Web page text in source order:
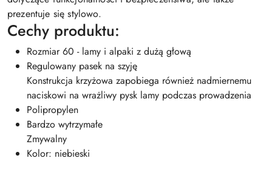
prezentuje się stylowo.
Cechy produktu:
Rozmiar 60 - lamy i alpaki z dużą głową
Regulowany pasek na szyję
Konstrukcja krzyżowa zapobiega również nadmiernemu
naciskowi na wrażliwy pysk lamy podczas prowadzenia
Polipropylen
Bardzo wytrzymałe
Zmywalny
Kolor: niebieski